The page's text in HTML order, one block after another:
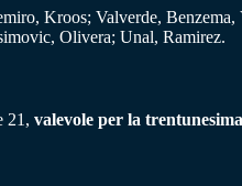
Kroos; Valverde, Benzema,
Olivera; Unal, Ramirez.
21, valevole per la